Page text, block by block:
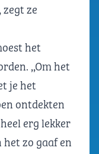
ze
het
,,Om het
je het
ontdekten
erg lekker
zo gaaf en